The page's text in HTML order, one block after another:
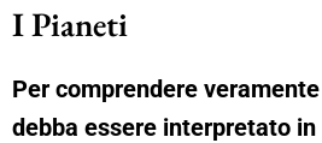
I Pianeti
Per comprendere
debba essere interpretato